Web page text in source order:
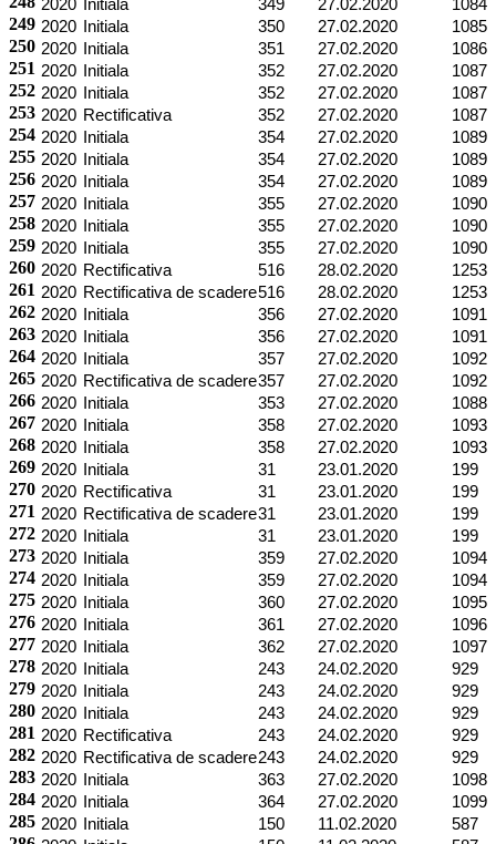
2020 Initiala 349 27.02.2020 1084
249 2020 Initiala 350 27.02.2020 1085
250 2020 Initiala 351 27.02.2020 1086
251 2020 Initiala 352 27.02.2020 1087
252 2020 Initiala 352 27.02.2020 1087
253 2020 Rectificativa 352 27.02.2020 1087
254 2020 Initiala 354 27.02.2020 1089
255 2020 Initiala 354 27.02.2020 1089
256 2020 Initiala 354 27.02.2020 1089
257 2020 Initiala 355 27.02.2020 1090
258 2020 Initiala 355 27.02.2020 1090
259 2020 Initiala 355 27.02.2020 1090
260 2020 Rectificativa 516 28.02.2020 1253
261 2020 Rectificativa de scadere516 28.02.2020 1253
262 2020 Initiala 356 27.02.2020 1091
263 2020 Initiala 356 27.02.2020 1091
264 2020 Initiala 357 27.02.2020 1092
265 2020 Rectificativa de scadere357 27.02.2020 1092
266 2020 Initiala 353 27.02.2020 1088
267 2020 Initiala 358 27.02.2020 1093
268 2020 Initiala 358 27.02.2020 1093
269 2020 Initiala 31 23.01.2020 199
270 2020 Rectificativa 31 23.01.2020 199
271 2020 Rectificativa de scadere31 23.01.2020 199
272 2020 Initiala 31 23.01.2020 199
273 2020 Initiala 359 27.02.2020 1094
274 2020 Initiala 359 27.02.2020 1094
275 2020 Initiala 360 27.02.2020 1095
276 2020 Initiala 361 27.02.2020 1096
277 2020 Initiala 362 27.02.2020 1097
278 2020 Initiala 243 24.02.2020 929
279 2020 Initiala 243 24.02.2020 929
280 2020 Initiala 243 24.02.2020 929
281 2020 Rectificativa 243 24.02.2020 929
282 2020 Rectificativa de scadere243 24.02.2020 929
283 2020 Initiala 363 27.02.2020 1098
284 2020 Initiala 364 27.02.2020 1099
285 2020 Initiala 150 11.02.2020 587